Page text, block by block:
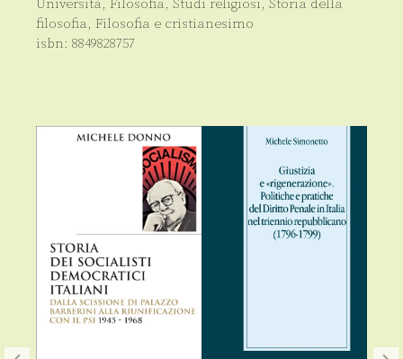
Università, Filosofia, Studi religiosi, Storia della
filosofia, Filosofia e cristianesimo
isbn: 8849828757